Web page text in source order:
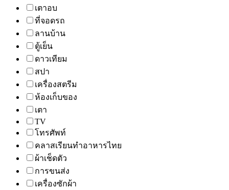
เตาอบ
ที่จอดรถ
ลานบ้าน
ตู้เย็น
ดาวเทียม
สปา
เครื่องสตรีม
ห้องเก็บของ
เตา
TV
โทรศัพท์
คลาสเรียนทำอาหารไทย
ผ้าเช็ดตัว
การขนส่ง
เครื่องซักผ้า